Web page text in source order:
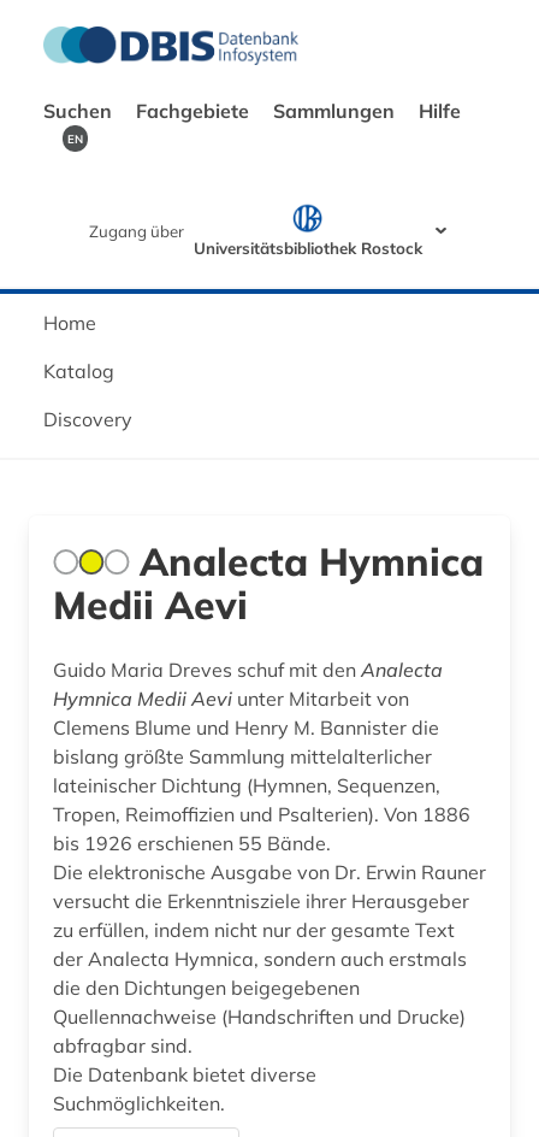
Suchen Fachgebiete Sammlungen Hilfe
EN
Zugang über
Universitätsbibliothek Rostock
Home
Katalog
Discovery
Analecta Hymnica
Medii Aevi
Guido Maria Dreves schuf mit den Analecta
Hymnica Medii Aevi unter Mitarbeit von
Clemens Blume und Henry M. Bannister die
bislang größte Sammlung mittelalterlicher
lateinischer Dichtung (Hymnen, Sequenzen,
Tropen, Reimoffizien und Psalterien). Von 1886
bis 1926 erschienen 55 Bände.
Die elektronische Ausgabe von Dr. Erwin Rauner
versucht die Erkenntnisziele ihrer Herausgeber
zu erfüllen, indem nicht nur der gesamte Text
der Analecta Hymnica, sondern auch erstmals
die den Dichtungen beigegebenen
Quellennachweise (Handschriften und Drucke)
abfragbar sind.
Die Datenbank bietet diverse
Suchmöglichkeiten.